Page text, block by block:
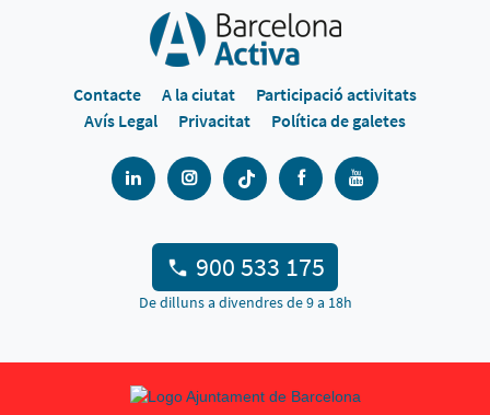
Contacte A la ciutat
Participació activitats
Avís Legal
Privacitat Política de galetes
900 533 175
De dilluns a divendres de 9 a 18h